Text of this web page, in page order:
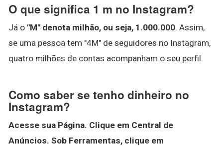
O que significa 1 m no Instagram?
Já o "M" denota milhão, ou seja, 1.000.000. Assim,
se uma pessoa tem "4M" de seguidores no Instagram,
quatro milhões de contas acompanham o seu perfil.
Como saber se tenho dinheiro no
Instagram?
Acesse sua Página. Clique em Central de
Anúncios. Sob Ferramentas, clique em